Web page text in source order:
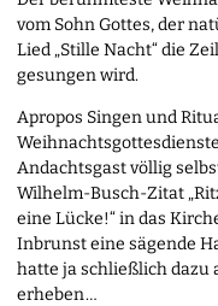
vom Sohn Gottes, der
Lied „Stille Nacht“ die
gesungen wird.
Apropos Singen und
Andachtsgast völlig
Wilhelm-Busch-Zitat
eine Lücke!“ in das
Inbrunst eine sägende
hatte ja schließlich dazu
erheben …